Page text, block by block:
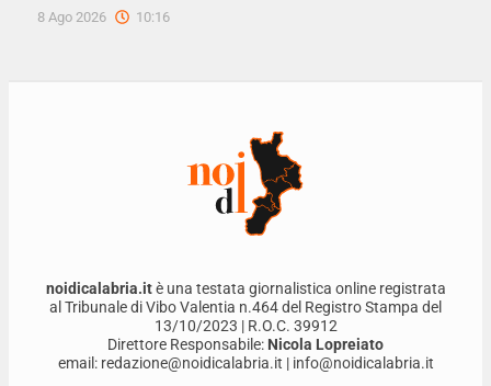
8 Ago 2026 10:16
noidicalabria.itè una testata giornalistica online registrata
al Tribunale di Vibo Valentia n.464 del Registro Stampa del
13/10/2023 | R.O.C. 39912
Direttore Responsabile: Nicola Lopreiato
email: redazione@noidicalabria.it | info@noidicalabria.it